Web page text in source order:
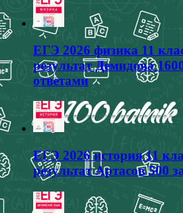
ЕГЭ 2026 физика 11
результат Демидова
ответами
ЕГЭ 2026 история 11
результат Артасов 500